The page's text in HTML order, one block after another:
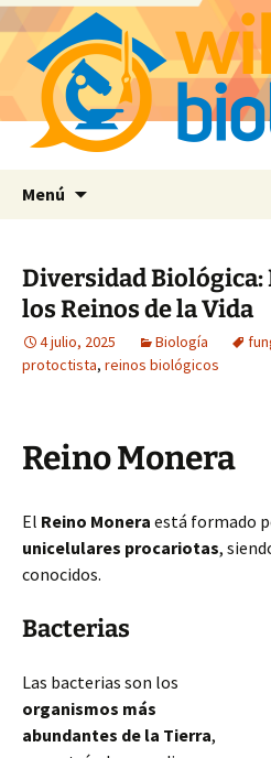
Menú
Diversidad Biológica:
los Reinos de la Vida
4 julio, 2025 Biología
protoctista, reinos biológicos
Reino Monera
El Reino Monera está formado
unicelulares procariotas,
conocidos.
Bacterias
Las bacterias son los
organismos más
abundantes de la Tierra,